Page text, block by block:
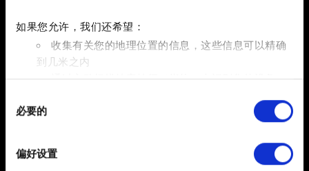
如果您允许，我们还希望：
收集有关您的地理位置的信息，这些信息可以精确
到几米之内
通过主动扫描特定特征（指纹）来识别您的设备
查找有关您的个人数据如何处理的更多信息，
并设置您的首选项。您可随时从Cookie声明中更改或撤回
部分需要使用 Cookies 的是为了让网站功能可用，而另一
必要的
偏好设置
玩法
任务、成就、探索
内容和政策